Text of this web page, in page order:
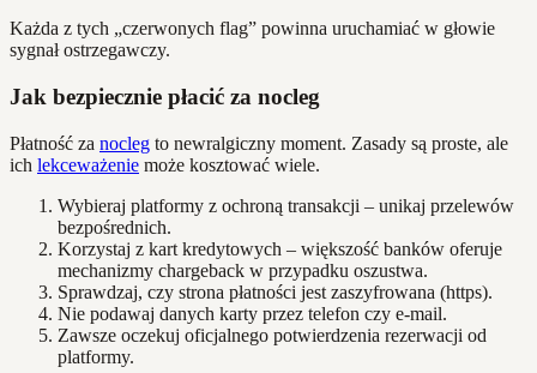
Każda z tych „czerwonych flag” powinna uruchamiać w głowie
sygnał ostrzegawczy.
Jak bezpiecznie płacić za nocleg
Płatność za nocleg to newralgiczny moment. Zasady są proste, ale
ich lekceważenie może kosztować wiele.
Wybieraj platformy z ochroną transakcji – unikaj przelewów
bezpośrednich.
Korzystaj z kart kredytowych – większość banków oferuje
mechanizmy chargeback w przypadku oszustwa.
Sprawdzaj, czy strona płatności jest zaszyfrowana (https).
Nie podawaj danych karty przez telefon czy e-mail.
Zawsze oczekuj oficjalnego potwierdzenia rezerwacji od
platformy.